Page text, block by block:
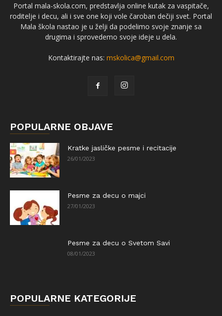
Portal mala-skola.com, predstavlja online kutak za vaspitače,
roditelje i decu, ali i sve one koji vole čaroban dečiji svet. Portal
Mala škola nastao je u želji da podelimo svoje znanje sa
drugima i sprovedemo svoje ideje u dela.
Kontaktirajte nas: mskolica@gmail.com
POPULARNE OBJAVE
Kratke jasličke pesme i recitacije
26/01/2023
Pesme za decu o majci
27/01/2023
Pesme za decu o Svetom Savi
08/01/2023
POPULARNE KATEGORIJE